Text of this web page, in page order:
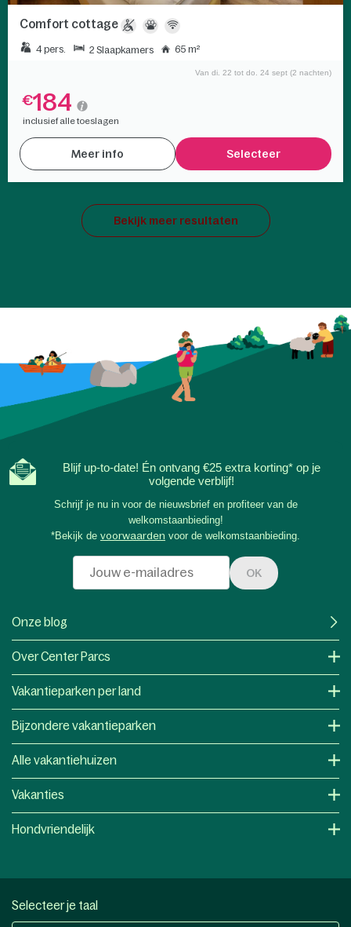
Comfort cottage
4 pers. 2 Slaapkamers 65 m²
Van di. 22 tot do. 24 sept (2 nachten)
€184
inclusief alle toeslagen
Meer info Selecteer
Bekijk meer resultaten
Blijf up-to-date! Én ontvang €25 extra korting* op je
volgende verblijf!
Schrijf je nu in voor de nieuwsbrief en profiteer van de
welkomstaanbieding!
*Bekijk de voorwaarden voor de welkomstaanbieding.
OK
Onze blog
Over Center Parcs
Vakantieparken per land
Bijzondere vakantieparken
Alle vakantiehuizen
Vakanties
Hondvriendelijk
Selecteer je taal